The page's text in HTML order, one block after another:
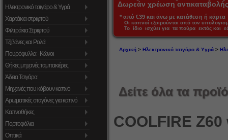
Ηλεκτρονικό τσιγάρο & Υγρά
Χαρτάκια στριφτού
Φιλτράκια Στριφτού
Τζιβάνες και Ρολά
Πουρόφυλλα - Κώνοι
Θήκες μηχανές ταμπακιέρες
Άδεια Τσιγάρα
Μηχανές που κόβουν καπνό
Αρωματικές σταγόνες για καπνό
Καπνοθήκες
Πορτοφόλια
Οπτικά
Δωρεάν χρέωση
* από €39 και άνω με κατάθεση ή
Οι καπνοί εξαιρούνται από τον
Το ίδιο ισχύει για τα πούρα εκτός και
Αρχική> Ηλεκτρονικό τσιγάρο & Υγρά>
Δείτε όλα τα
COOLFIRE